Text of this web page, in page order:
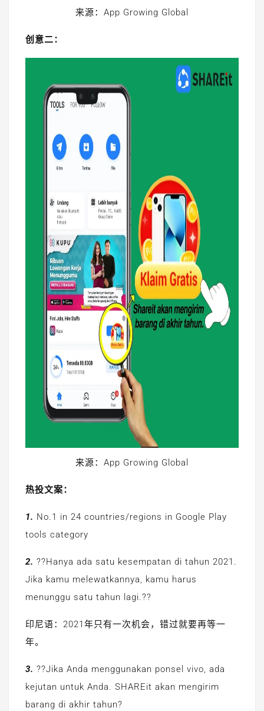
来源：App Growing Global
创意二：
来源：App Growing Global
热投文案：
1. No.1 in 24 countries/regions in Google Play
tools category
2. ??Hanya ada satu kesempatan di tahun 2021.
Jika kamu melewatkannya, kamu harus
menunggu satu tahun lagi.??
印尼语：2021年只有一次机会，错过就要再等一
年。
3. ??Jika Anda menggunakan ponsel vivo, ada
kejutan untuk Anda. SHAREit akan mengirim
barang di akhir tahun?